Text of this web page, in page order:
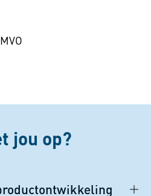
jou op?